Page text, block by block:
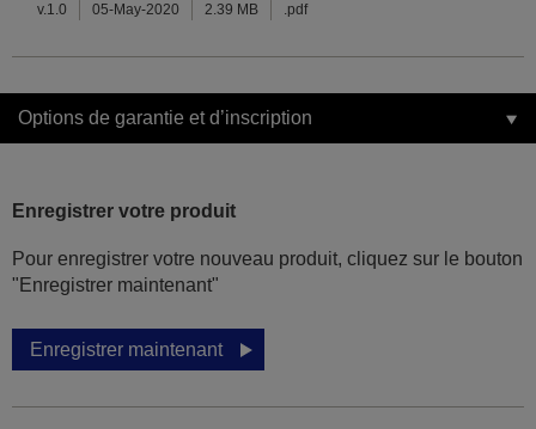
v.1.0 05-May-2020 2.39 MB .pdf
Options de garantie et d’inscription
Enregistrer votre produit
Pour enregistrer votre nouveau produit, cliquez sur le bouton
"Enregistrer maintenant"
Enregistrer maintenant